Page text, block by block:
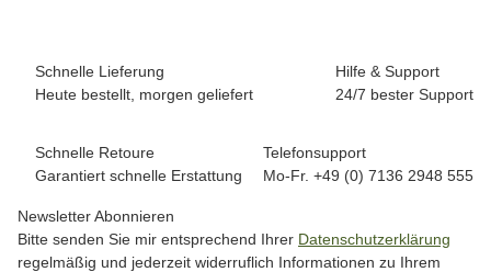
Schnelle Lieferung
Heute bestellt, morgen geliefert
Hilfe & Support
24/7 bester Support
Schnelle Retoure
Garantiert schnelle Erstattung
Telefonsupport
Mo-Fr. +49 (0) 7136 2948 555
Newsletter Abonnieren
Bitte senden Sie mir entsprechend Ihrer Datenschutzerklärung
regelmäßig und jederzeit widerruflich Informationen zu Ihrem